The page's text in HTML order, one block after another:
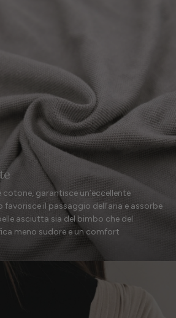
garantisce un’eccellente
il passaggio dell’aria e assorbe
asciutta sia del bimbo che del
meno sudore e un comfort